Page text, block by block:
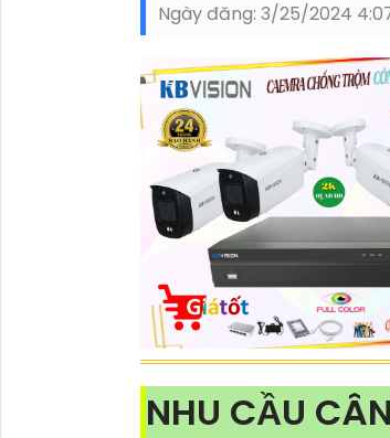
Ngày đăng: 3/25/2024
NHU CẦU